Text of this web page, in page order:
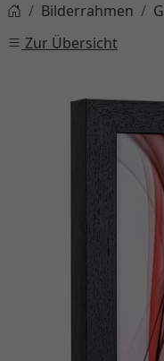
Bilderrahmen
Zur Übersicht